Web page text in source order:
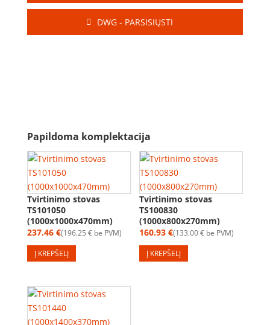
DWG - PARSISIŲSTI
Papildoma komplektacija
Tvirtinimo stovas
TS101050
(1000x1000x470mm)
237.46 € 196.25 € be PVM
Į KREPŠELĮ
Tvirtinimo stovas
TS100830
(1000x800x270mm)
160.93€ 133.00€ be PVM
Į KREPŠELĮ